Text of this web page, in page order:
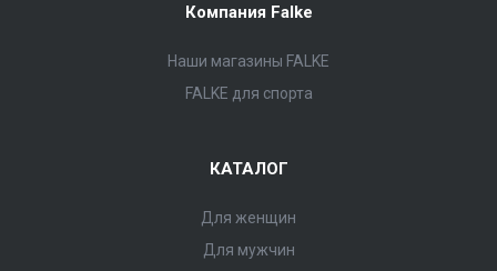
Компания Falke
Наши магазины FALKE
FALKE для спорта
КАТАЛОГ
Для женщин
Для мужчин